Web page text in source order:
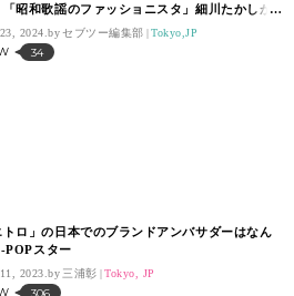
昭和歌謡のファッショニスタ」細川たかしが
ドルグループのSNSに登場
2024. セブツー編集部 Tokyo,JP
34
トロ」の日本でのブランドアンバサダーはなん
POPスター
2023. 三浦彰 Tokyo, JP